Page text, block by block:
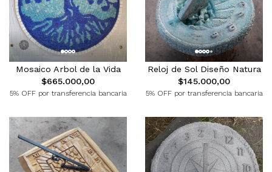
Mosaico Arbol de la Vida
$665.000,00
5% OFF por transferencia bancaria
Reloj de Sol Diseño Natura
$145.000,00
5% OFF por transferencia bancaria